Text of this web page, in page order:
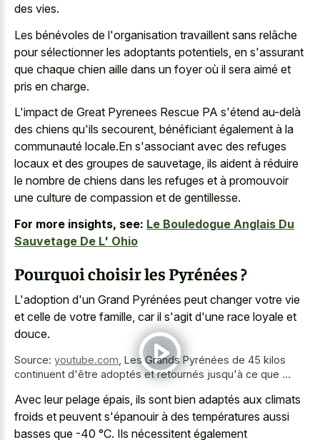
des vies.
Les bénévoles de l'organisation travaillent sans relâche
pour sélectionner les adoptants potentiels, en s'assurant
que chaque chien aille dans un foyer où il sera aimé et
pris en charge.
L'impact de Great Pyrenees Rescue PA s'étend au-delà
des chiens qu'ils secourent, bénéficiant également à la
communauté locale.En s'associant avec des refuges
locaux et des groupes de sauvetage, ils aident à réduire
le nombre de chiens dans les refuges et à promouvoir
une culture de compassion et de gentillesse.
For more insights, see: Le Bouledogue Anglais Du
Sauvetage De L' Ohio
Pourquoi choisir les Pyrénées ?
L'adoption d'un Grand Pyrénées peut changer votre vie
et celle de votre famille, car il s'agit d'une race loyale et
douce.
Source: youtube.com Les Grands Pyrénées de 45 kilos
continuent d'être adoptés et retournés jusqu'à ce que ...
Avec leur pelage épais, ils sont bien adaptés aux climats
froids et peuvent s'épanouir à des températures aussi
basses que -40 °C. Ils nécessitent également